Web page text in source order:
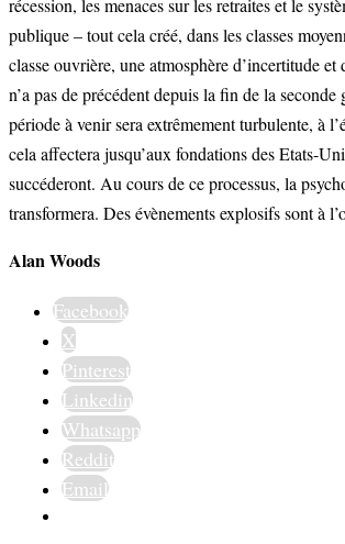
récession, les menaces sur les retraites et le
publique – tout cela créé, dans les classes
classe ouvrière, une atmosphère d’incertitude et
n’a pas de précédent depuis la fin de la
période à venir sera extrêmement turbulente, à
cela affectera jusqu’aux fondations des Etats-
succéderont. Au cours de ce processus, la
transformera. Des évènements explosifs sont à
Alan Woods
Facebook
X
Pinterest
Linkedin
Whatsapp
Reddit
Email